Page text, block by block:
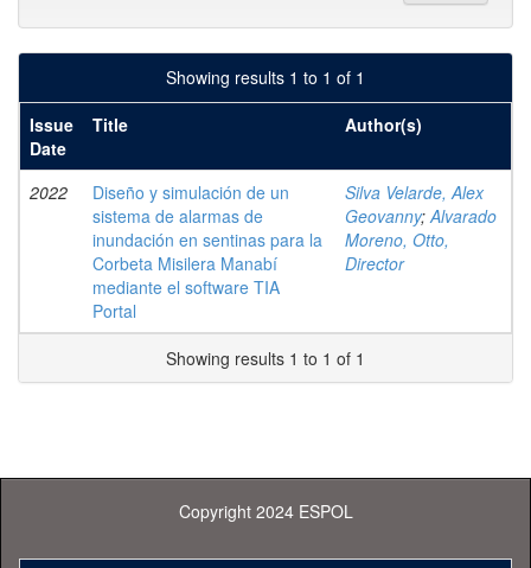
Showing results 1 to 1 of 1
Issue
Date
Title Author(s)
2022
Diseño y simulación de un
sistema de alarmas de
inundación en sentinas para la
Corbeta Misilera Manabí
mediante el software TIA
Portal
Silva Velarde, Alex
Geovanny;Alvarado
Moreno, Otto,
Director
Showing results 1 to 1 of 1
Copyright 2024 ESPOL